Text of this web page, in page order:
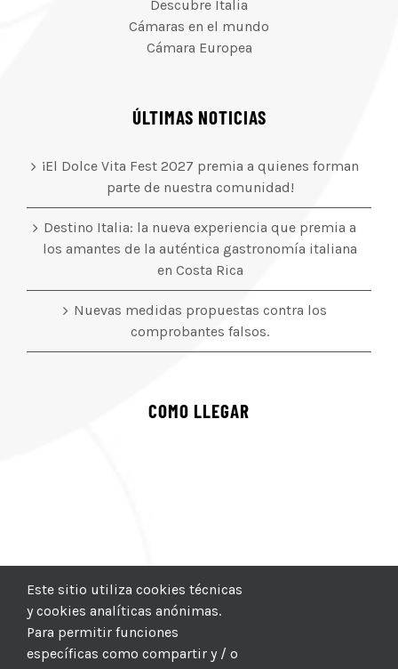
Descubre Italia
Cámaras en el mundo
Cámara Europea
ÚLTIMAS NOTICIAS
¡El Dolce Vita Fest 2027 premia a quienes forman
parte de nuestra comunidad!
Destino Italia: la nueva experiencia que premia a
los amantes de la auténtica gastronomía italiana
en Costa Rica
Nuevas medidas propuestas contra los
comprobantes falsos.
COMO LLEGAR
Este sitio utiliza cookies técnicas
y cookies analíticas anónimas.
Para permitir funciones
específicas como compartir y / o